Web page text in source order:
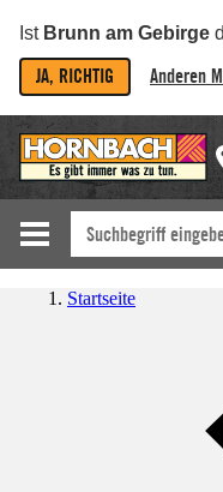
Ist Brunn am Gebirge
JA, RICHTIG Anderen
Startseite